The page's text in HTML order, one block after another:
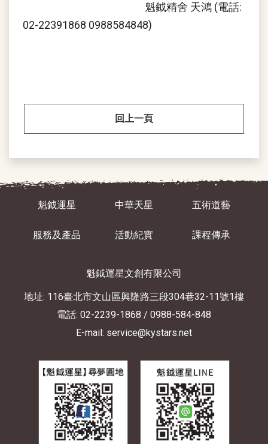
魁鉞精舍 天鴻 (電話:
02-22391868 0988584848)
回上一頁
魁鉞運星 中華天星 五術道藝
服務及產品 活動紀實 課程傳承
魁鉞運星文創有限公司
地址: 116臺北市文山區興隆路三段304巷32-11號1樓
電話: 02-2239-1868 / 0988-584-848
E-mail: service@kystars.net